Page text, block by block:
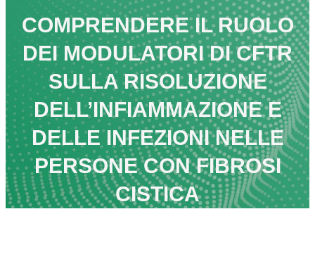
COMPRENDERE IL RUOLO
DEI MODULATORI DI CFTR
SULLA RISOLUZIONE
DELL’INFIAMMAZIONE E
DELLE INFEZIONI NELLE
PERSONE CON FIBROSI
CISTICA